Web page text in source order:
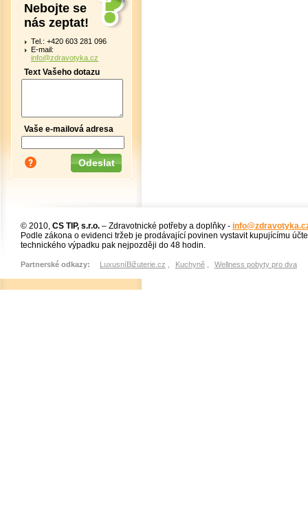
Nebojte se
nás zeptat!
Tel.: +420 603 281 096
E-mail:
info@zdravotyka.cz
Text Vašeho dotazu
Vaše e-mailová adresa
© 2010, CS TIP, s.r.o. – Zdravotnické potřeby a doplňky -
Podle zákona o evidenci tržeb je prodávající povinen vystavit kupujícímu
technického výpadku pak nejpozději do 48 hodin.
Partnerské odkazy: LuxusníBižuterie.cz Kuchyně Wellness pobyty pro dva